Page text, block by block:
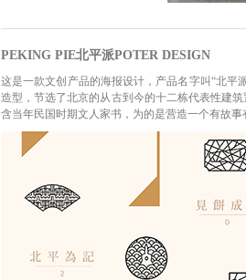
PEKING PIE北平派POTER DESIGN
这是一款文创产品的海报设计，产品名字叫“北平
造型，节选了北京的从古到今的十二栋代表性建
含当年民国时期文人家书，为的是营造一个有故